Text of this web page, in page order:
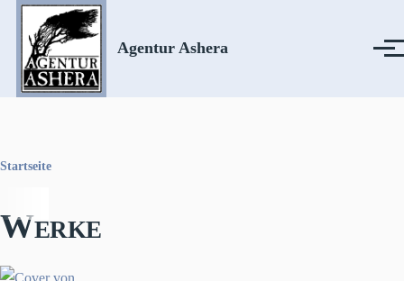
Direkt zum Inhalt
Agentur Ashera Menü
Startseite
Werke